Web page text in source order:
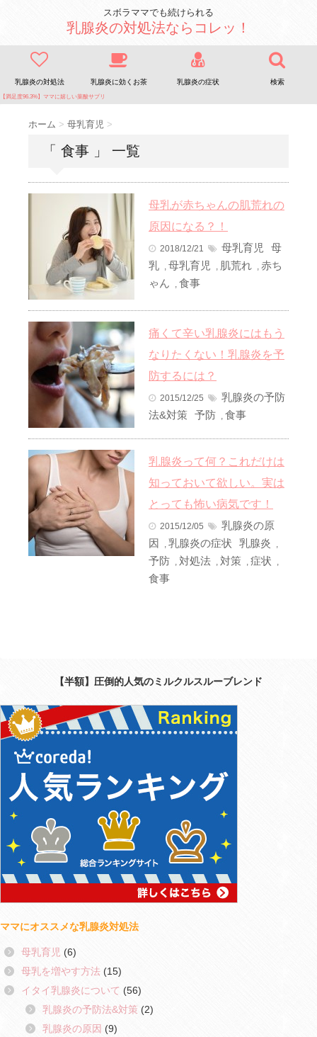
スボラママでも続けられる
乳腺炎の対処法ならコレッ！
乳腺炎の対処法 乳腺炎に効くお茶 乳腺炎の症状 検索
【満足度96.3%】ママに嬉しい葉酸サプリ
ホーム > 母乳育児 >
「 食事 」 一覧
母乳が赤ちゃんの肌荒れの
原因になる？！
2018/12/21 母乳育児
母
乳 , 母乳育児 , 肌荒れ , 赤ち
ゃん
, 食事
痛くて辛い乳腺炎にはもう
なりたくない！乳腺炎を予
防するには？
2015/12/25
乳腺炎の予防
法&対策 予防 , 食事
乳腺炎って何？これだけは
知っておいて欲しい。実は
とっても怖い病気です！
2015/12/05
乳腺炎の原
因
, 乳腺炎の症状 乳腺炎 ,
予防 , 対処法 , 対策 , 症状 ,
食事
【半額】圧倒的人気のミルクルスルーブレンド
ママにオススメな乳腺炎対処法
母乳育児 (6)
母乳を増やす方法 (15)
イタイ乳腺炎について (56)
乳腺炎の予防法&対策 (2)
乳腺炎の原因 (9)